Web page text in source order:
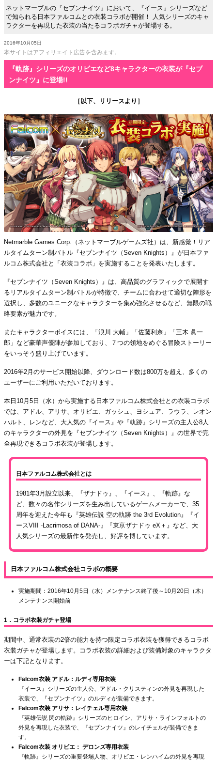
ネットマーブルの『セブンナイツ』において、『イース』シリーズなど
で知られる日本ファルコムとの衣装コラボが開催！ 人気シリーズのキャ
ラクターを再現した衣装の当たるコラボガチャが登場する。
2016年10月05日
本サイトはアフィリエイト広告を含みます。
『軌跡』シリーズのオリビエなど8キャラクターの衣装が『セブ
ンナイツ』に登場!!
［以下、リリースより］
Netmarble Games Corp.（ネットマーブルゲームズ社）は、新感覚！リア
ルタイムターン制バトル『セブンナイツ（Seven Knights）』が日本ファ
ルコム株式会社と「衣装コラボ」を実施することを発表いたします。
『セブンナイツ（Seven Knights）』は、高品質のグラフィックで展開す
るリアルタイムターン制バトルが特徴で、チームに合わせて適切な陣形を
選択し、多数のユニークなキャラクターを集め強化させるなど、無限の戦
略要素が魅力です。
またキャラクターボイスには、「浪川 大輔」「佐藤利奈」「三木 眞一
郎」など豪華声優陣が参加しており、７つの領地をめぐる冒険ストーリー
をいっそう盛り上げています。
2016年2月のサービス開始以降、ダウンロード数は800万を超え、多くの
ユーザーにご利用いただいております。
本日10月5日（水）から実施する日本ファルコム株式会社との衣装コラボ
では、アドル、アリサ、オリビエ、ガッシュ、ヨシュア、ラウラ、レオン
ハルト、レンなど、大人気の『イース』や『軌跡』シリーズの主人公8人
のキャラクターの外見を『セブンナイツ（Seven Knights）』の世界で完
全再現できるコラボ衣装が登場します。
日本ファルコム株式会社とは
1981年3月設立以来、『ザナドゥ』、『イース』、『軌跡』な
ど、数々の名作シリーズを生み出しているゲームメーカーで、35
周年を迎えた今年も『英雄伝説 空の軌跡 the 3rd Evolution』『イ
ースVIII -Lacrimosa of DANA-』『東亰ザナドゥ eX＋』など、大
人気シリーズの最新作を発売し、好評を博しています。
日本ファルコム株式会社コラボの概要
実施期間：2016年10月5日（水）メンテナンス終了後～10月20日（木）
メンテナンス開始前
1．コラボ衣装ガチャ登場
期間中、通常衣装の2倍の能力を持つ限定コラボ衣装を獲得できるコラボ
衣装ガチャが登場します。コラボ衣装の詳細および装備対象のキャラクタ
ーは下記となります。
Falcom衣装 アドル：ルディ専用衣装
『イース』シリーズの主人公、アドル・クリスティンの外見を再現した
衣装で、『セブンナイツ』のルディが装備できます。
Falcom衣装 アリサ：レイチェル専用衣装
『英雄伝説 閃の軌跡』シリーズのヒロイン、アリサ・ラインフォルトの
外見を再現した衣装で、『セブンナイツ』のレイチェルが装備できま
す。
Falcom衣装 オリビエ： デロンズ専用衣装
『軌跡』シリーズの重要登場人物、オリビエ・レンハイムの外見を再現